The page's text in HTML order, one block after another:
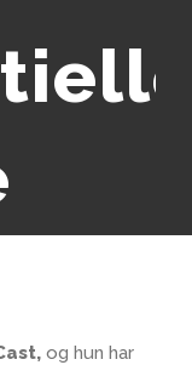
og hun har